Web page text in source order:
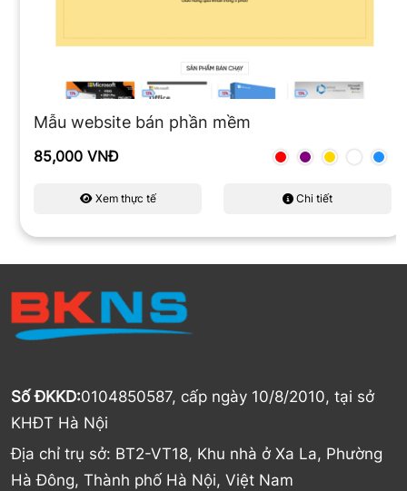
Mẫu website bán phần mềm
85,000 VNĐ
Xem thực tế Chi tiết
Số ĐKKD:0104850587, cấp ngày 10/8/2010, tại sở
KHĐT Hà Nội
Địa chỉ trụ sở: BT2-VT18, Khu nhà ở Xa La, Phường
Hà Đông, Thành phố Hà Nội, Việt Nam